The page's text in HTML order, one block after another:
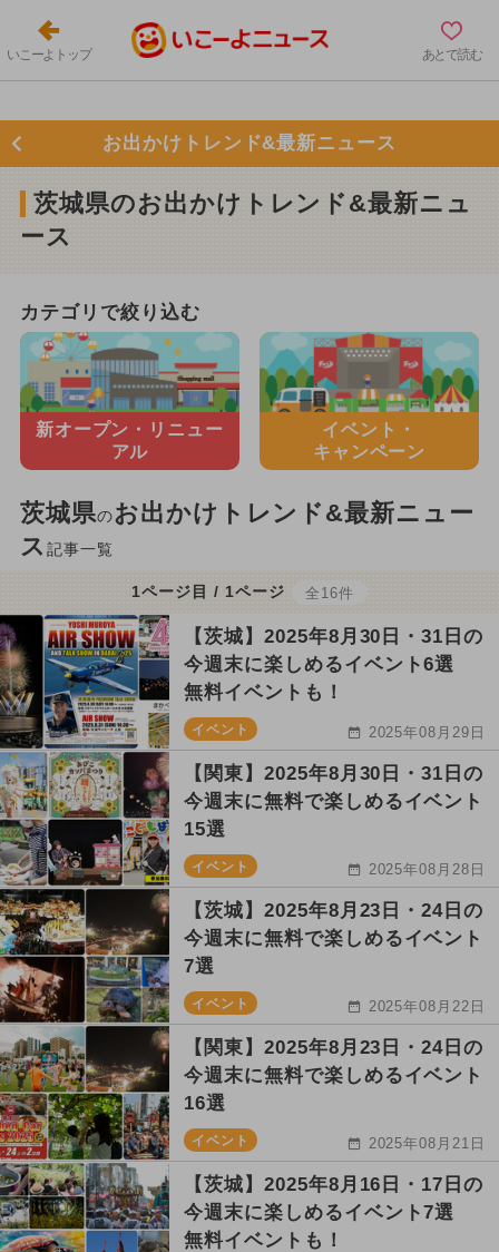
いこーよトップ あとで読む
お出かけトレンド&最新ニュース
茨城県のお出かけトレンド&最新ニュ
ース
カテゴリで絞り込む
新オープン・ リニュー
アル
イベント・
キャンペーン
茨城県のお出かけトレンド&最新ニュー
ス 記事一覧
1ページ目 / 1ページ 全16件
【茨城】2025年8月30日・31日の
今週末に楽しめるイベント6選
無料イベントも！
イベント 2025年08月29日
【関東】2025年8月30日・31日の
今週末に無料で楽しめるイベント
15選
イベント 2025年08月28日
【茨城】2025年8月23日・24日の
今週末に無料で楽しめるイベント
7選
イベント 2025年08月22日
【関東】2025年8月23日・24日の
今週末に無料で楽しめるイベント
16選
イベント 2025年08月21日
【茨城】2025年8月16日・17日の
今週末に楽しめるイベント7選
無料イベントも！